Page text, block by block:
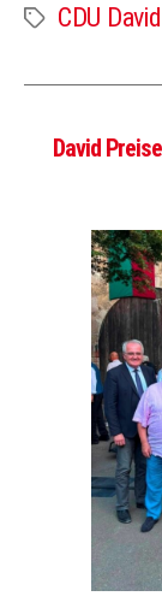
Schlagwörter
CDU
David